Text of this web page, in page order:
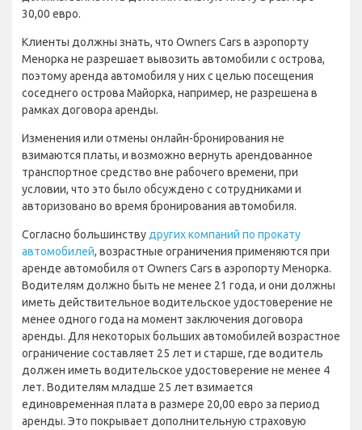
30,00 евро.
Клиенты должны знать, что Owners Cars в аэропорту
Менорка не разрешает вывозить автомобили с острова,
поэтому аренда автомобиля у них с целью посещения
соседнего острова Майорка, например, не разрешена в
рамках договора аренды.
Изменения или отмены онлайн-бронирования не
взимаются платы, и возможно вернуть арендованное
транспортное средство вне рабочего времени, при
условии, что это было обсуждено с сотрудниками и
авторизовано во время бронирования автомобиля.
Согласно большинству других компаний по прокату
автомобилей, возрастные ограничения применяются при
аренде автомобиля от Owners Cars в аэропорту Менорка.
Водителям должно быть не менее 21 года, и они должны
иметь действительное водительское удостоверение не
менее одного года на момент заключения договора
аренды. Для некоторых больших автомобилей возрастное
ограничение составляет 25 лет и старше, где водитель
должен иметь водительское удостоверение не менее 4
лет. Водителям младше 25 лет взимается
единовременная плата в размере 20,00 евро за период
аренды. Это покрывает дополнительную страховую